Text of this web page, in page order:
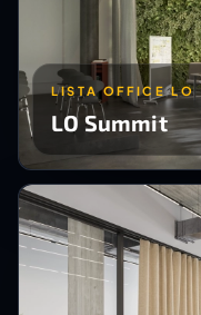
LISTA OFFICE LO
LO Summit